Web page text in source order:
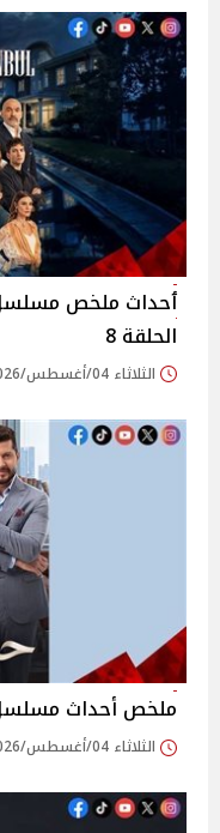
ٲحداث ملخص
الحلقة 8
الثلاثاء 04/أغسطس/2026 - 03:07 م
ملخص أحداث مسلسل
الثلاثاء 04/أغسطس/2026 - 02:21 م